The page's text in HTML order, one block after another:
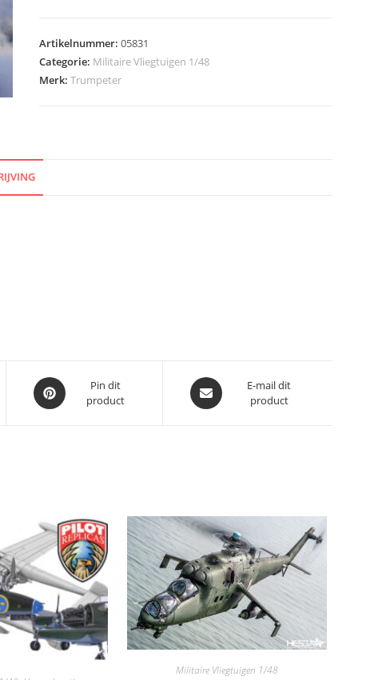
Artikelnummer:05831
Categorie: Militaire Vliegtuigen 1/48
Merk:Trumpeter
Opent
in
Pin dit
product
Opent
in
E-mail dit
product
Militaire Vliegtuigen 1/48